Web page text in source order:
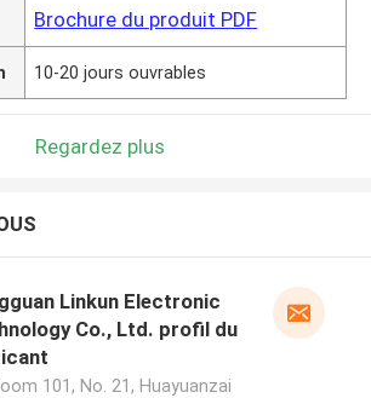
Brochure du produit PDF
10-20 jours ouvrables
Regardez plus
Linkun Electronic
Co., Ltd. profil du
101, No. 21, Huayuanzai